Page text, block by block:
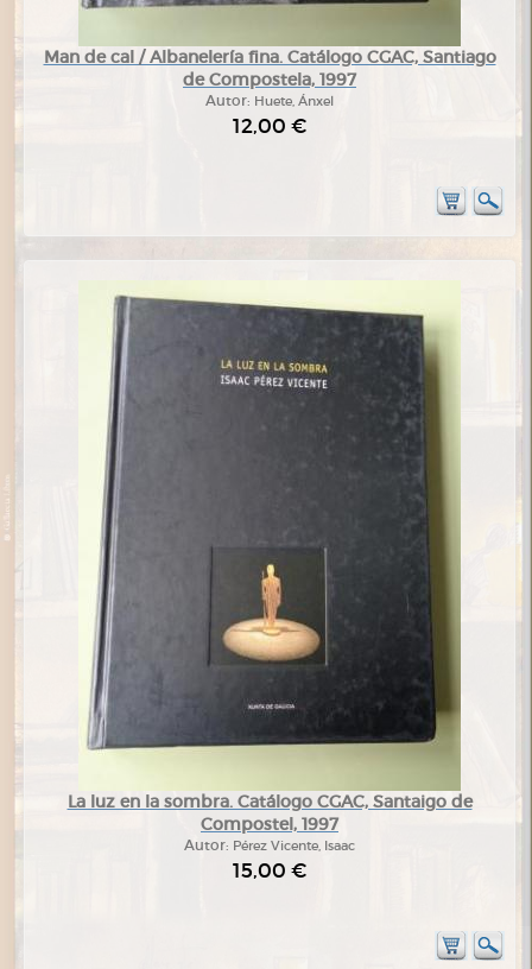
Man de cal / Albanelería fina. Catálogo CGAC, Santiago
de Compostela, 1997
Autor: Huete, Ánxel
12,00 €
La luz en la sombra. Catálogo CGAC, Santaigo de
Compostel, 1997
Autor: Pérez Vicente, Isaac
15,00 €